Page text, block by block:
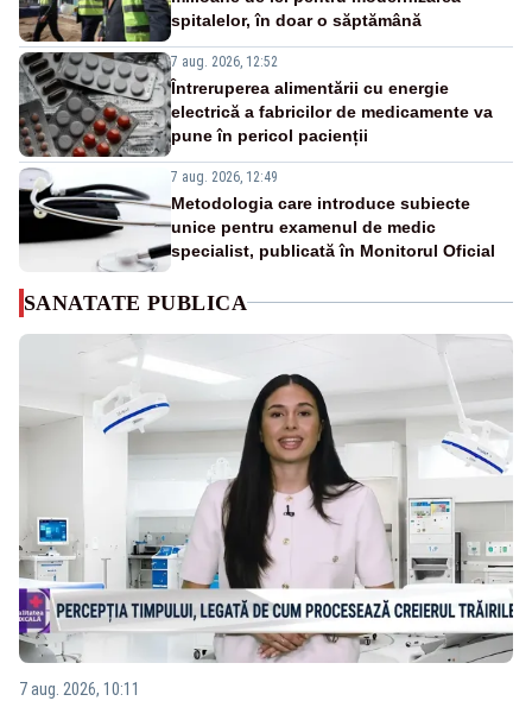
spitalelor, în doar o săptămână
7 aug. 2026, 12:52
Întreruperea alimentării cu energie
electrică a fabricilor de medicamente va
pune în pericol pacienții
7 aug. 2026, 12:49
Metodologia care introduce subiecte
unice pentru examenul de medic
specialist, publicată în Monitorul Oficial
SANATATE PUBLICA
7 aug. 2026, 10:11